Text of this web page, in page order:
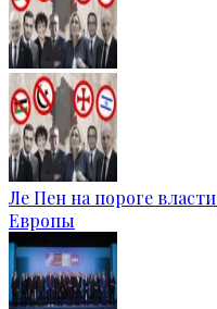
Ле Пен на пороге
Европы